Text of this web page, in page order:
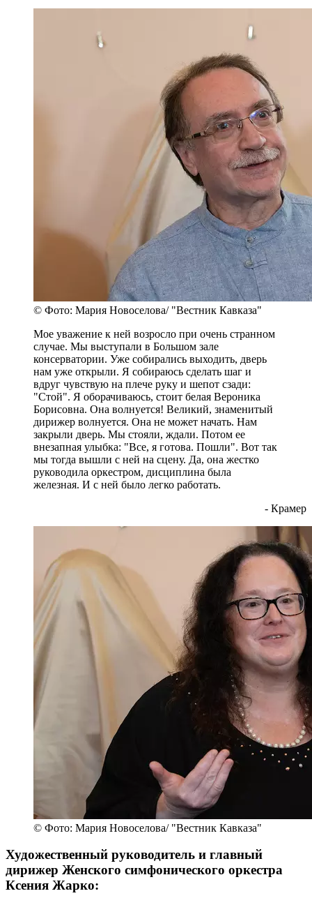
© Фото: Мария Новоселова/ "Вестник Кавказа"
Мое уважение к ней возросло при очень странном
случае. Мы выступали в Большом зале
консерватории. Уже собирались выходить, дверь
нам уже открыли. Я собираюсь сделать шаг и
вдруг чувствую на плече руку и шепот сзади:
"Стой". Я оборачиваюсь, стоит белая Вероника
Борисовна. Она волнуется! Великий, знаменитый
дирижер волнуется. Она не может начать. Нам
закрыли дверь. Мы стояли, ждали. Потом ее
внезапная улыбка: "Все, я готова. Пошли". Вот так
мы тогда вышли с ней на сцену. Да, она жестко
руководила оркестром, дисциплина была
железная. И с ней было легко работать.
- Крамер
© Фото: Мария Новоселова/ "Вестник Кавказа"
Художественный руководитель и главный
дирижер Женского симфонического оркестра
Ксения Жарко: